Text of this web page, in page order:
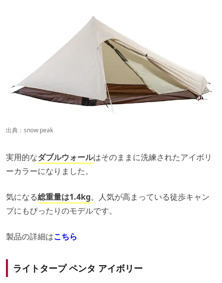
出典： snow peak
実用的なダブルウォールはそのままに洗練されたアイボリ
ーカラーになりました。
気になる総重量は1.4kg。人気が高まっている徒歩キャン
プにもぴったりのモデルです。
製品の詳細はこちら
ライトタープ ペンタ アイボリー